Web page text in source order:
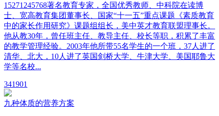
15271245768著名教育专家，全国优秀教师、中科院在读博
士、宽高教育集团董事长、国家“十一五”重点课题《素质教育
中的家长作用研究》课题组组长，美中英才教育联盟理事长。
他从教30年，曾任班主任、教导主任、校长等职，积累了丰富
的教学管理经验。2003年他所带55名学生的一个班，37人进了
清华、北大，10人进了英国剑桥大学、牛津大学、美国耶鲁大
学等名校...
341901
九种体质的营养方案